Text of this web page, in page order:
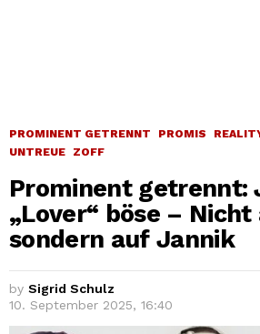
PROMINENT GETRENNT PROMIS
UNTREUE
ZOFF
Prominent getrennt:
„Lover“ böse – Nicht
sondern auf Jannik
by Sigrid Schulz
10. September 2025, 16:40